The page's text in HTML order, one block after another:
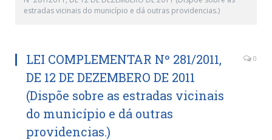
estradas vicinais do município e dá outras providencias.)
LEI COMPLEMENTAR Nº 281/2011,
DE 12 DE DEZEMBERO DE 2011
(Dispõe sobre as estradas vicinais
do município e dá outras
providencias.)
0